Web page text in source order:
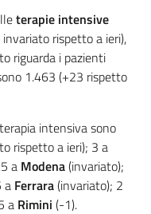
terapie intensive
rispetto a ieri),
riguarda i pazienti
1.463 (+23 rispetto
intensiva sono
rispetto a ieri); 3 a
a Modena(invariato);
a Ferrara(invariato); 2
a Rimini (-1).